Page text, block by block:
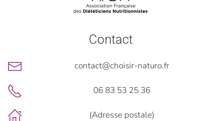
Contact
contact@choisir-naturo.fr
06 83 53 25 36
(Adresse postale)